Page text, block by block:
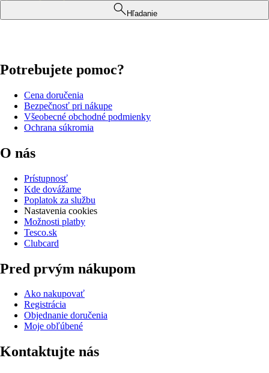
Hľadanie
Potrebujete pomoc?
Cena doručenia
Bezpečnosť pri nákupe
Všeobecné obchodné podmienky
Ochrana súkromia
O nás
Prístupnosť
Kde dovážame
Poplatok za službu
Nastavenia cookies
Možnosti platby
Tesco.sk
Clubcard
Pred prvým nákupom
Ako nakupovať
Registrácia
Objednanie doručenia
Moje obľúbené
Kontaktujte nás